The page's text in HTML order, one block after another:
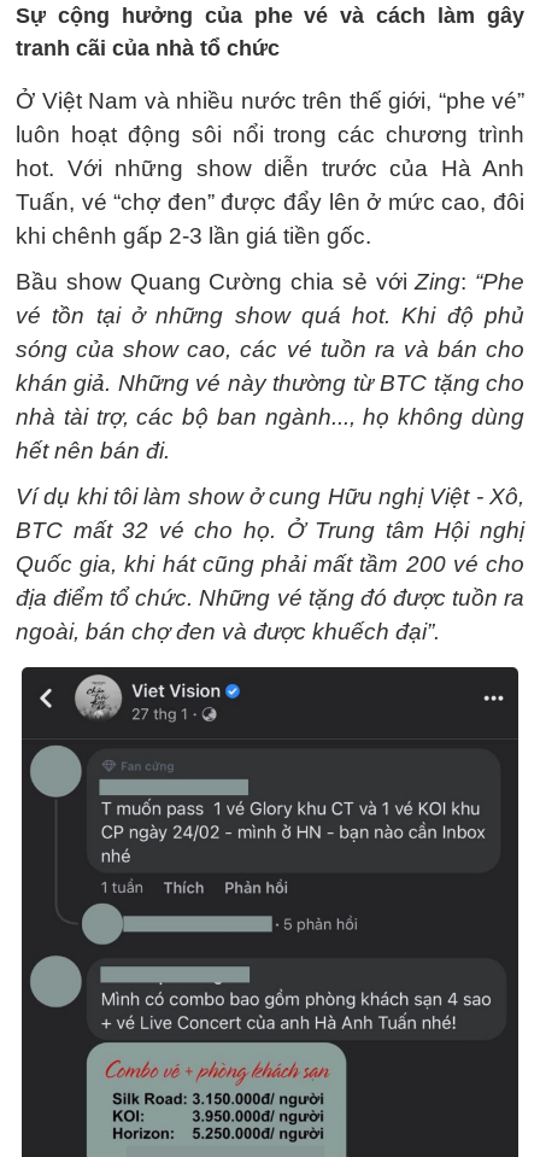
Sự cộng hưởng của phe vé và cách làm gây
tranh cãi của nhà tổ chức
Ở Việt Nam và nhiều nước trên thế giới, “phe vé”
luôn hoạt động sôi nổi trong các chương trình
hot. Với những show diễn trước của Hà Anh
Tuấn, vé “chợ đen” được đẩy lên ở mức cao, đôi
khi chênh gấp 2-3 lần giá tiền gốc.
Bầu show Quang Cường chia sẻ vớiZing: “Phe
vé tồn tại ở những show quá hot. Khi độ phủ
sóng của show cao, các vé tuồn ra và bán cho
khán giả. Những vé này thường từ BTC tặng cho
nhà tài trợ, các bộ ban ngành..., họ không dùng
hết nên bán đi.
Ví dụ khi tôi làm show ở cung Hữu nghị Việt - Xô,
BTC mất 32 vé cho họ. Ở Trung tâm Hội nghị
Quốc gia, khi hát cũng phải mất tầm 200 vé cho
địa điểm tổ chức. Những vé tặng đó được tuồn ra
ngoài, bán chợ đen và được khuếch đại”.